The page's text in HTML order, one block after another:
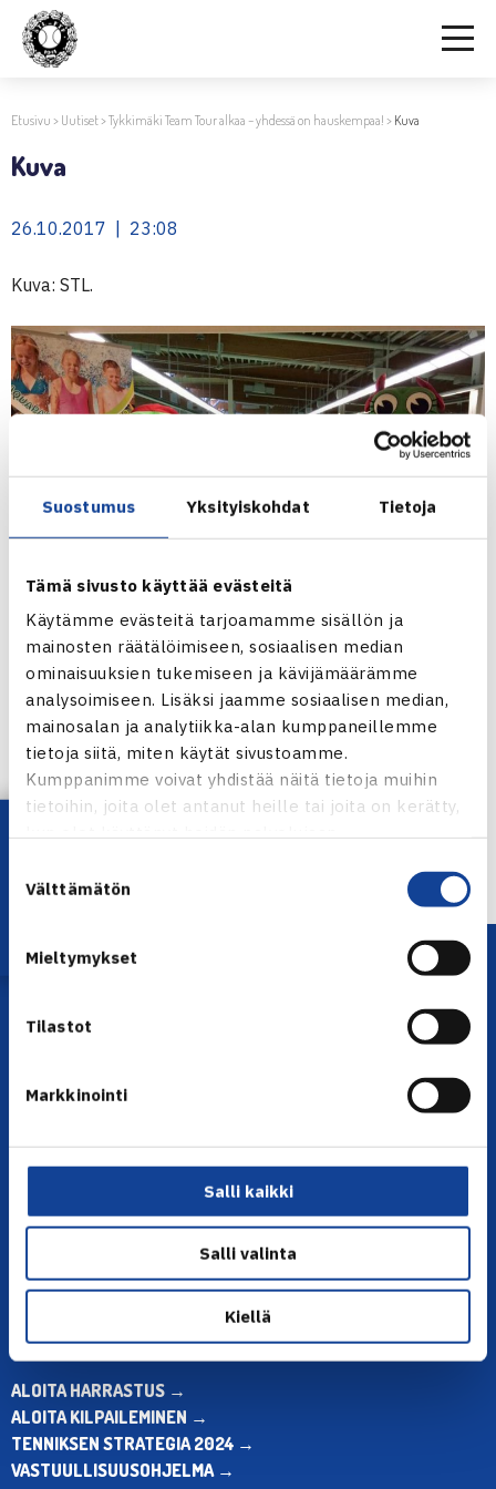
Suostumus Yksityiskohdat Tietoja
Tämä sivusto käyttää evästeitä
Käytämme evästeitä tarjoamamme sisällön ja
mainosten räätälöimiseen, sosiaalisen median
ominaisuuksien tukemiseen ja kävijämäärämme
analysoimiseen. Lisäksi jaamme sosiaalisen median,
mainosalan ja analytiikka-alan kumppaneillemme
tietoja siitä, miten käytät sivustoamme.
Kumppanimme voivat yhdistää näitä tietoja muihin
tietoihin, joita olet antanut heille tai joita on kerätty,
valinta
Välttämätön
Mieltymykset
Tilastot
Markkinointi
Salli kaikki
Salli valinta
Kiellä
Etusivu > Uutiset>Tykkimäki Team Tour alkaa – yhdessä on hauskempaa! > Kuva
Kuva
26.10.2017 | 23:08
Kuva: STL.
Jaa:
← Edellinen
Lataa OmaTennis!
Olympiastadion, Paavo Nurmen tie 1, 00250 Helsinki
Toimiston puhelinajat:
Muina aikoina olkaa yhteydessä
KAIKKI YHTEYSTIEDOT →
ALOITA HARRASTUS →
ALOITA KILPAILEMINEN →
TENNIKSEN STRATEGIA 2024 →
VASTUULLISUUSOHJELMA →